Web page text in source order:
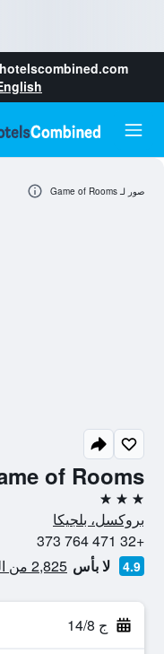
of Rooms
3 نجوم
بروكسل، بلجيكا
+32 471 764 373
4.9 لا بأس 2,825 من التقييمات تم التحقق منها
ج 14/8
صور لـ Game of Rooms